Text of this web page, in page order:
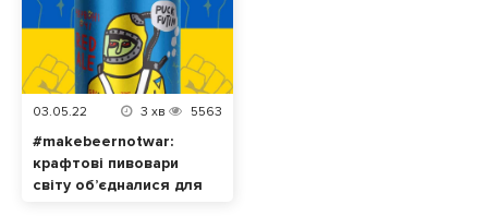
матчу» – це допомога
українцям
03.05.22 3 хв 5563
#makebeernotwar:
крафтові пивовари
світу об’єдналися для